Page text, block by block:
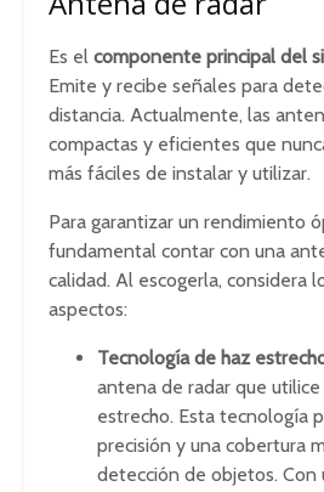
Es el componente principal del
Emite y recibe señales para
distancia. Actualmente, las
compactas y eficientes que
más fáciles de instalar y utilizar.
Para garantizar un rendimiento
fundamental contar con una
calidad. Al escogerla, considera
aspectos:
Tecnología de haz
antena de radar que
estrecho. Esta tecnología
precisión y una cobertura
detección de objetos. Con